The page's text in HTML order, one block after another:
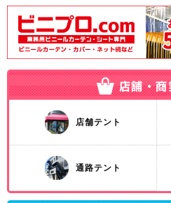
店舗テント
通路テント